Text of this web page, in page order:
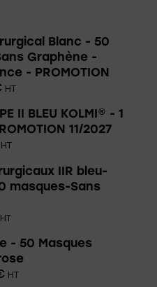
Blanc - 50
Graphène -
- PROMOTION
HT
II BLEU KOLMI® - 1
11/2027
HT
IIR bleu-
masques-Sans
HT
- 50 Masques
HT